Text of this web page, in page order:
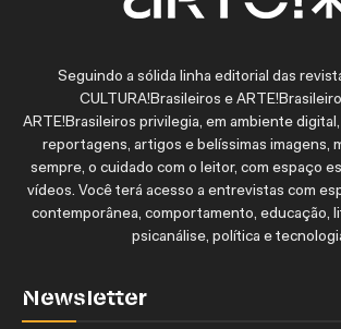
Seguindo a sólida linha editorial das
CULTURA!Brasileiros e
ARTE!Brasileiros privilegia, em ambiente
reportagens, artigos e belíssimas imagens,
sempre, o cuidado com o leitor, com espaço
vídeos. Você terá acesso a entrevistas com
contemporânea, comportamento, educação,
psicanálise, política e
Newsletter